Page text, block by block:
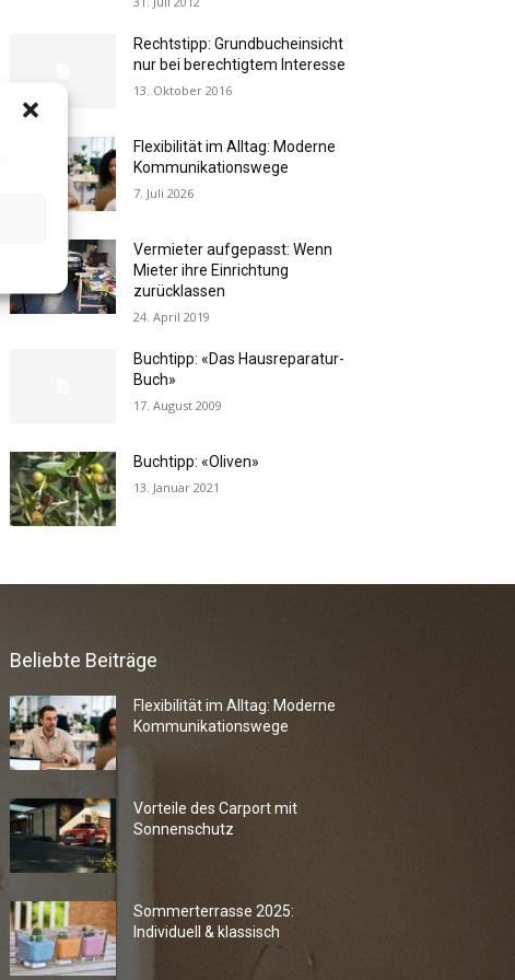
Rechtstipp: Grundbucheinsicht
nur bei berechtigtem Interesse
13. Oktober 2016
Flexibilität im Alltag: Moderne
Kommunikationswege
7. Juli 2026
Vermieter aufgepasst: Wenn
Mieter ihre Einrichtung
zurücklassen
24. April 2019
Buchtipp: «Das Hausreparatur-
Buch»
17. August 2009
Buchtipp: «Oliven»
13. Januar 2021
Beliebte Beiträge
Flexibilität im Alltag: Moderne
Kommunikationswege
Vorteile des Carport mit
Sonnenschutz
Sommerterrasse 2025:
Individuell & klassisch